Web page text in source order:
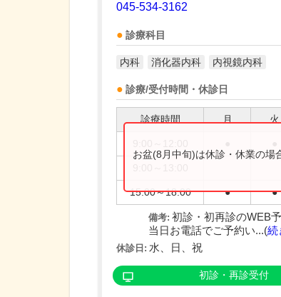
045-534-3162
診療科目
内科 消化器内科 内視鏡内科
診療/受付時間・休診日
診療時間 月 火
15:00～18:00 ● ●
お盆(8月中旬)は休診・休業の場
備考: 初診・初再診のWEB
当日お電話でご予約い...(続
休診日: 水、日、祝
初診・再診受付